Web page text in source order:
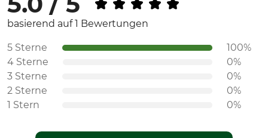
basierend auf 1 Bewertungen
5 Sterne
100%
4 Sterne
0%
3 Sterne
0%
2 Sterne
0%
1 Stern
0%